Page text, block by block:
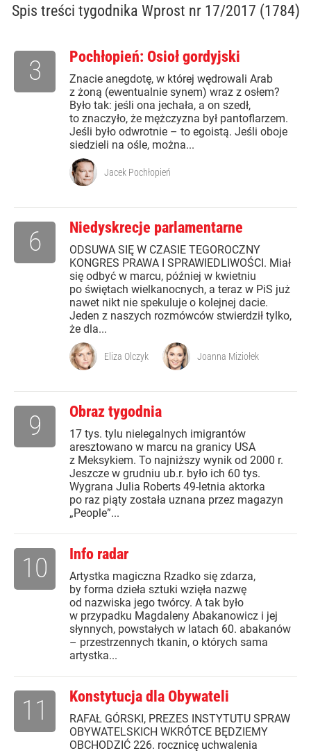
Spis treści tygodnika Wprost nr 17/2017 (1784)
Pochłopień: Osioł gordyjski
Znacie anegdotę, w której wędrowali Arab
z żoną (ewentualnie synem) wraz z osłem?
Było tak: jeśli ona jechała, a on szedł,
to znaczyło, że mężczyzna był pantoflarzem.
Jeśli było odwrotnie – to egoistą. Jeśli oboje
siedzieli na ośle, można...
3
Jacek Pochłopień
Niedyskrecje parlamentarne
ODSUWA SIĘ W CZASIE TEGOROCZNY
KONGRES PRAWA I SPRAWIEDLIWOŚCI. Miał
się odbyć w marcu, później w kwietniu
po świętach wielkanocnych, a teraz w PiS już
nawet nikt nie spekuluje o kolejnej dacie.
Jeden z naszych rozmówców stwierdził tylko,
że dla...
6
Eliza Olczyk Joanna Miziołek
Obraz tygodnia
17 tys. tylu nielegalnych imigrantów
aresztowano w marcu na granicy USA
z Meksykiem. To najniższy wynik od 2000 r.
Jeszcze w grudniu ub.r. było ich 60 tys.
Wygrana Julia Roberts 49-letnia aktorka
po raz piąty została uznana przez magazyn
„People”...
9
Info radar
Artystka magiczna Rzadko się zdarza,
by forma dzieła sztuki wzięła nazwę
od nazwiska jego twórcy. A tak było
w przypadku Magdaleny Abakanowicz i jej
słynnych, powstałych w latach 60. abakanów
– przestrzennych tkanin, o których sama
artystka...
10
Konstytucja dla Obywateli
RAFAŁ GÓRSKI, PREZES INSTYTUTU SPRAW
OBYWATELSKICH WKRÓTCE BĘDZIEMY
OBCHODZIĆ 226. rocznicę uchwalenia
11